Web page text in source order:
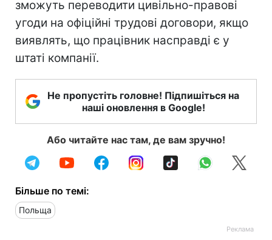
зможуть переводити цивільно-правові
угоди на офіційні трудові договори, якщо
виявлять, що працівник насправді є у
штаті компанії.
Не пропустіть головне! Підпишіться на
наші оновлення в Google!
Або читайте нас там, де вам зручно!
Більше по темі:
Польща